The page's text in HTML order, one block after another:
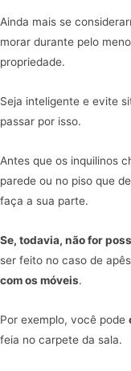
Ainda mais se
morar durante pelo
propriedade.
Seja inteligente e evite
passar por isso.
Antes que os inquilinos
parede ou no piso que
faça a sua parte.
Se, todavia, não for
ser feito no caso de
com os móveis.
Por exemplo, você pode
feia no carpete da sala.